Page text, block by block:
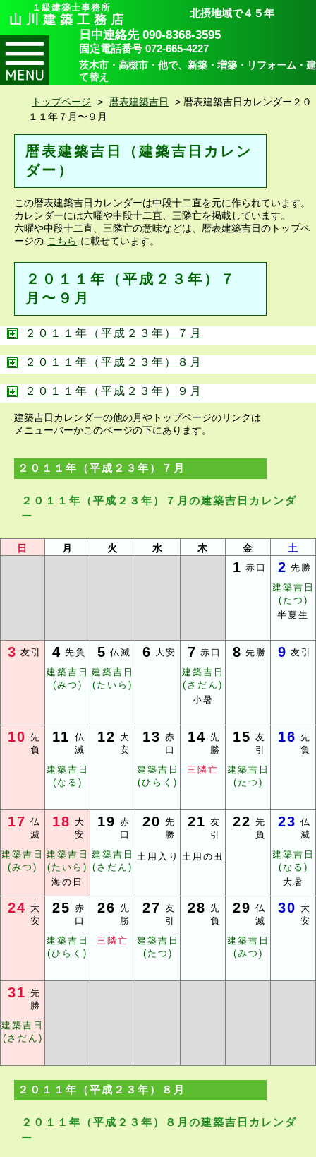
茨木市・高槻市・他で、新築・増築・リフォーム・建
て替え
北摂地域で４５年
山川建築工務店
１級建築士事務所
固定電話番号 072-665-4227
日中連絡先 090-8368-3595
トップページ > 暦表建築吉日 > 暦表建築吉日カレンダー２０
１１年７月〜９月
暦表建築吉日（建築吉日カレン
ダー）
この暦表建築吉日カレンダーは中段十二直を元に作られています。
カレンダーには六曜や中段十二直、三隣亡を掲載しています。
六曜や中段十二直、三隣亡の意味などは、暦表建築吉日のトップペ
ージの こちら に載せています。
２０１１年（平成２３年）７
月〜９月
２０１１年（平成２３年）７月
２０１１年（平成２３年）８月
２０１１年（平成２３年）９月
建築吉日カレンダーの他の月やトップページのリンクは
メニューバーかこのページの下にあります。
２０１１年（平成２３年）７月
２０１１年（平成２３年）７月の建築吉日カレンダ
ー
日 月 火 水 木 金 土
1 赤口 2 先勝
建築吉日
(たつ)
半夏生
3 友引 4 先負
建築吉日
(みつ)
5 仏滅
建築吉日
(たいら)
6 大安 7 赤口
建築吉日
(さだん)
小暑
8 先勝 9 友引
10 先
負
11 仏
滅
建築吉日
(なる)
12 大
安
13 赤
口
建築吉日
(ひらく)
14 先
勝
三隣亡
15 友
引
建築吉日
(たつ)
16 先
負
17 仏
滅
建築吉日
(みつ)
18 大
安
建築吉日
(たいら)
海の日
19 赤
口
建築吉日
(さだん)
20 先
勝
土用入り
21 友
引
土用の丑
22 先
負
23 仏
滅
建築吉日
(なる)
大暑
24 大
安
25 赤
口
建築吉日
(ひらく)
26 先
勝
三隣亡
27 友
引
建築吉日
(たつ)
28 先
負
29 仏
滅
建築吉日
(みつ)
30 大
安
31 先
勝
建築吉日
(さだん)
２０１１年（平成２３年）８月
２０１１年（平成２３年）８月の建築吉日カレンダ
ー